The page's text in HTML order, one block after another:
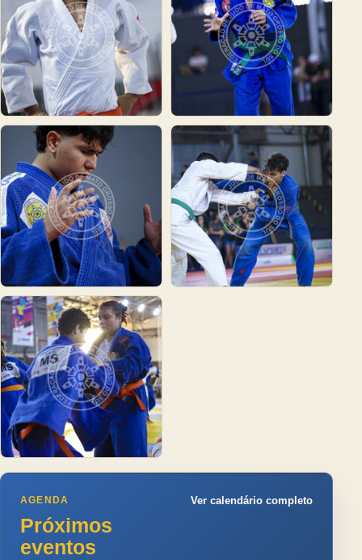
AGENDA
Próximos
eventos
Ver calendário completo